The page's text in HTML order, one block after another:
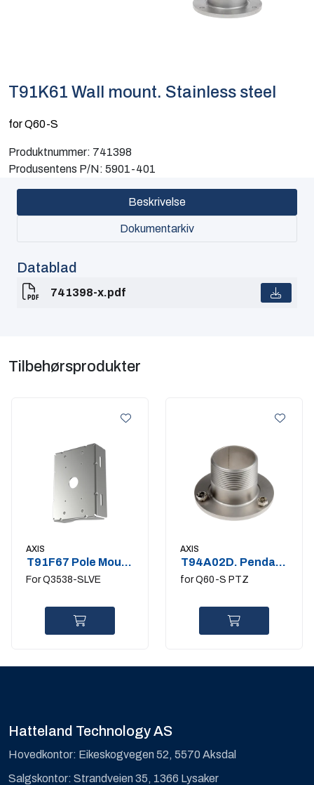
T91K61 Wall mount. Stainless steel
for Q60-S
Produktnummer: 741398
Produsentens P/N: 5901-401
Beskrivelse
Dokumentarkiv
Datablad
741398-x.pdf
Tilbehørsprodukter
AXIS
T91F67 Pole Mount
Stainless Steel
For Q3538-SLVE
AXIS
T94A02D. Pendant
Kit Stainless steel
for Q60-S PTZ
Hatteland Technology AS
Hovedkontor: Eikeskogvegen 52, 5570 Aksdal
Salgskontor: Strandveien 35, 1366 Lysaker
Kurs og eventer
Infosenter